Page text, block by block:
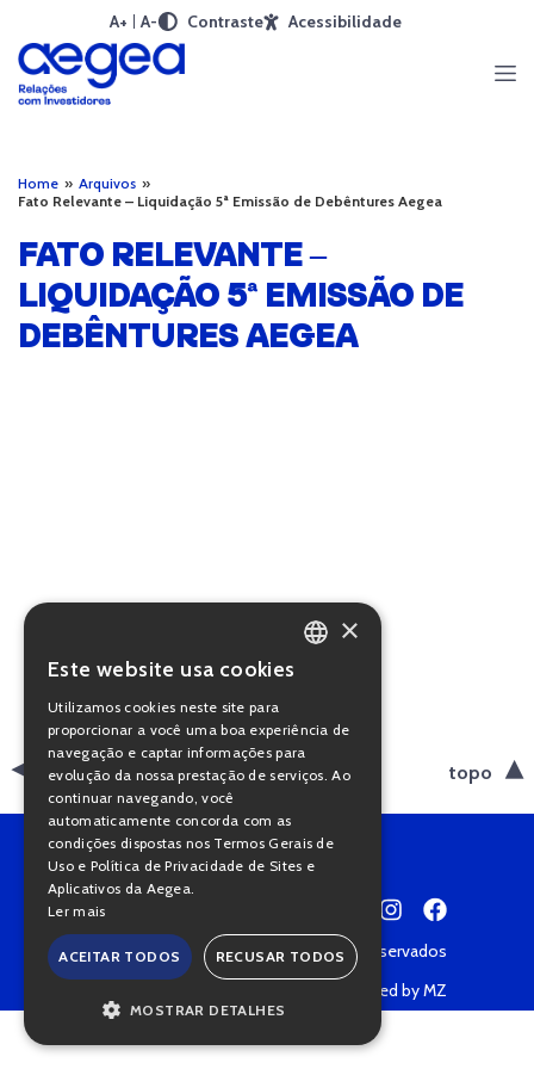
A+ A- Contraste Acessibilidade
Home » Arquivos »
Fato Relevante – Liquidação 5ª Emissão de Debêntures Aegea
FATO RELEVANTE –
LIQUIDAÇÃO 5ª EMISSÃO DE
DEBÊNTURES AEGEA
voltar topo
Copyright © 2022 • Todos os direitos reservados
Powered by MZ
PORTUGUESE
×
Este website usa cookies
Utilizamos cookies neste site para
proporcionar a você uma boa experiência de
navegação e captar informações para
evolução da nossa prestação de serviços. Ao
continuar navegando, você
automaticamente concorda com as
condições dispostas nos Termos Gerais de
Uso e Política de Privacidade de Sites e
Aplicativos da Aegea.
Ler mais
ACEITAR TODOS RECUSAR TODOS
MOSTRAR DETALHES